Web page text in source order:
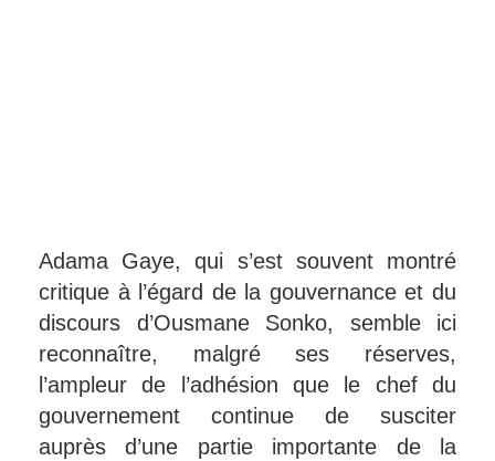
Adama Gaye, qui s’est souvent montré
critique à l’égard de la gouvernance et du
discours d’Ousmane Sonko, semble ici
reconnaître, malgré ses réserves,
l’ampleur de l’adhésion que le chef du
gouvernement continue de susciter
auprès d’une partie importante de la